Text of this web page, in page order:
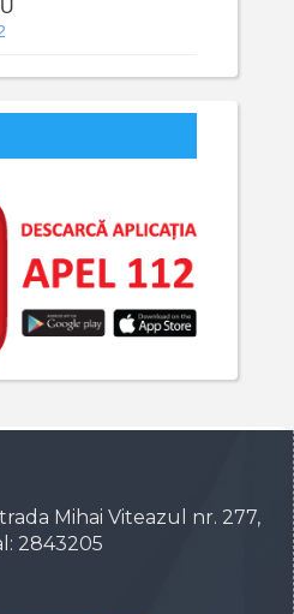
Mihai Viteazul nr. 277,
2843205